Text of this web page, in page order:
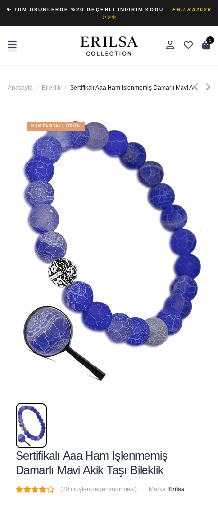
✨ TÜM ÜRÜNLERDE %20 GEÇERLI İNDIRIM KODU:
ERILSA2026
✨✨✨
0
Anasayfa / Bileklik / Sertifikalı Aaa Ham Işlenmemiş Damarlı Mavi Akik Taşı
KAMPANYALI ÜRÜN
Sertifikalı Aaa Ham Işlenmemiş
Damarlı Mavi Akik Taşı Bileklik
(20 müşteri değerlendirmesi) Marka: Erilsa